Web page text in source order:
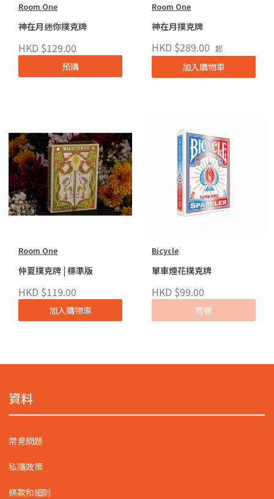
Room One
神在月迷你撲克牌
HKD $129.00
預購
Room One
神在月撲克牌
HKD $289.00 起
加入購物車
Room One
仲夏撲克牌 | 標準版
HKD $119.00
加入購物車
Bicycle
單車煙花撲克牌
HKD $99.00
售罄
資料
常見問題
私隱政策
條款和細則